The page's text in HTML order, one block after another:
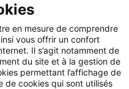
en mesure de comprendre
vous offrir un confort
Il s’agit notamment de
du site et à la gestion de
permettant l’affichage de
de cookies qui sont utilisés